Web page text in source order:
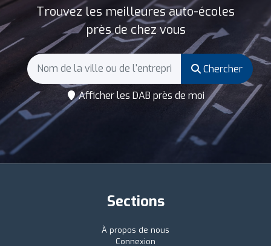
Trouvez les meilleures auto-écoles
près de chez vous
Chercher
Afficher les DAB près de moi
Sections
À propos de nous
Connexion